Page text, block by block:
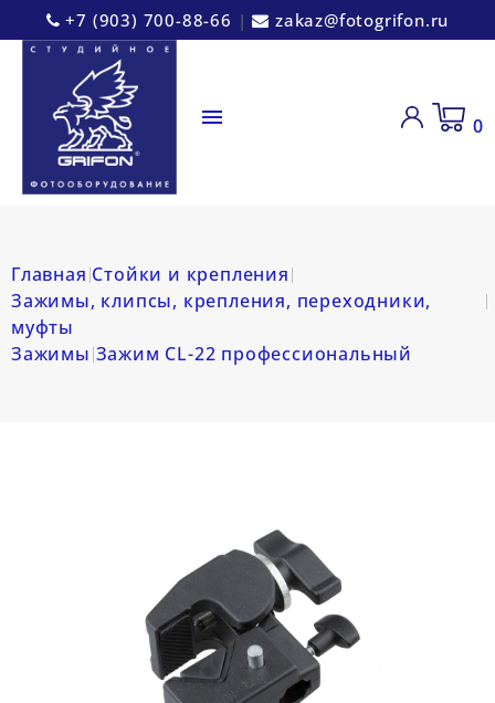
+7 (903) 700-88-66 | zakaz@fotogrifon.ru
 0
Главная Стойки и крепления
Зажимы, клипсы, крепления, переходники,
муфты
Зажимы Зажим CL-22 профессиональный